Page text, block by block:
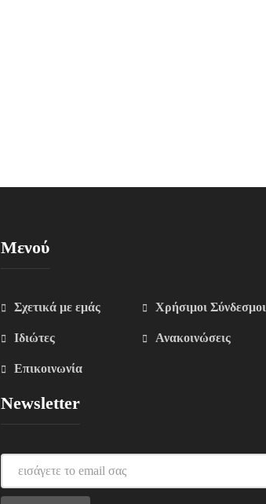
Μενού
Σχετικά με εμάς Χρήσιμοι Σύνδεσμοι
Ιδιώτες Ανακοινώσεις
Επικοινωνία
Newsletter